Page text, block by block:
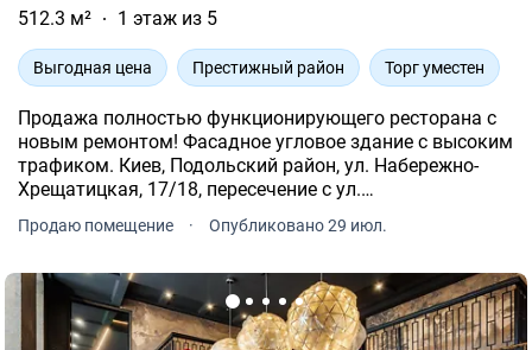
512.3 м²
1 этаж из 5
Выгодная цена Престижный район Торг уместен
Продажа полностью функционирующего ресторана с
новым ремонтом! Фасадное угловое здание с высоким
трафиком. Киев, Подольский район, ул. Набережно-
Хрещатицкая, 17/18, пересечение с ул.
1913 года постройки из керамического кирпича.
Продаю помещение · Опубликовано 29 июл.